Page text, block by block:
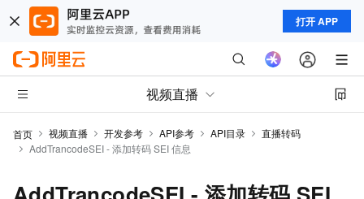
打开 APP
视频直播
首页 视频直播 开发参考 API参考 API目录
直播转码
AddTrancodeSEI - 添加转码 SEI 信息